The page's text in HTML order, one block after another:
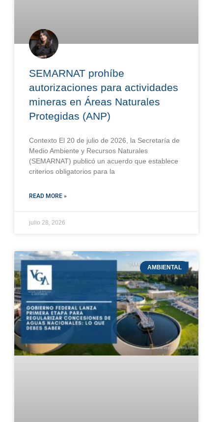
SEMARNAT prohíbe
autorizaciones para actividades
mineras en Áreas Naturales
Protegidas (ANP)
Contexto El 20 de julio de 2026, la Secretaría de
Medio Ambiente y Recursos Naturales
(SEMARNAT) publicó un acuerdo que establece
criterios obligatorios para la
READ MORE »
julio 28, 2026
AMBIENTAL